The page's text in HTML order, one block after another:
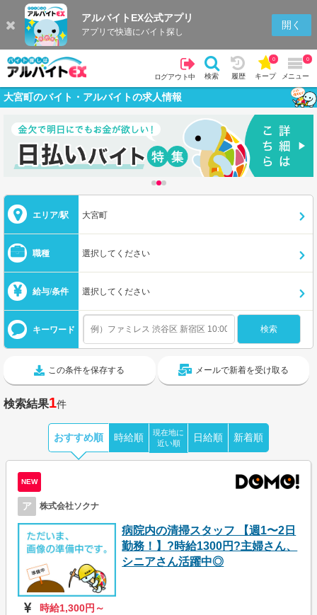
アルバイトEX公式アプリ
アプリで快適にバイト探し
開く
ログアウト中 検索 履歴 キープ
0
メニュー
0
大宮町のバイト・アルバイトの求人情報
エリア/駅 大宮町
職種 選択してください
給与/条件 選択してください
キーワード
この条件を保存する メールで新着を受け取る
検索結果1件
おすすめ順 時給順
現在地に
近い順
日給順 新着順
NEW
ア 株式会社ソクナ
病院内の清掃スタッフ 【週1〜2日
勤務！】?時給1300円?主婦さん、
シニアさん活躍中◎
時給1,300円～